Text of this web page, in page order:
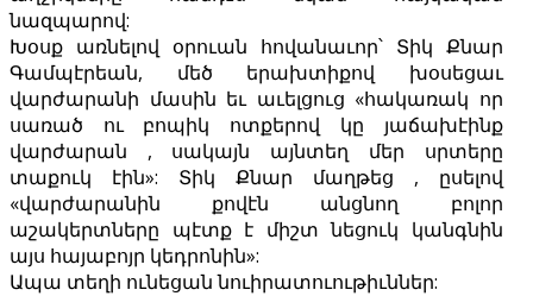
նազպարով:
Խօսք առնելով օրուան հովանաւոր՝ Տիկ Քնար
Գամպէրեան, մեծ երախտիքով խօսեցաւ
վարժարանի մասին եւ աւելցուց «հակառակ որ
սառած ու բոպիկ ոտքերով կը յաճախէինք
վարժարան , սակայն այնտեղ մեր սրտերը
տաքուկ էին»: Տիկ Քնար մաղթեց , ըսելով
«վարժարանին քովէն անցնող բոլոր
աշակերտները պէտք է միշտ նեցուկ կանգնին
այս հայաբոյր կեդրոնին»:
Ապա տեղի ունեցան նուիրատուութիւններ: